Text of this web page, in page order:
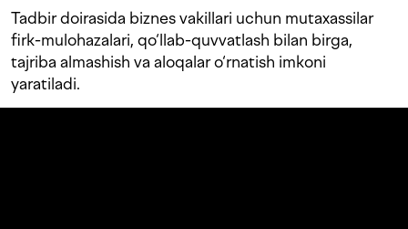
Tadbir doirasida biznes vakillari uchun mutaxassilar
firk-mulohazalari, qo‘llab-quvvatlash bilan birga,
tajriba almashish va aloqalar o‘rnatish imkoni
yaratiladi.